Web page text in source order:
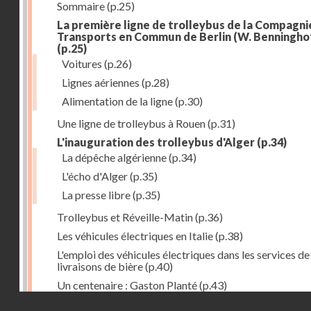
Sommaire(p.25)
La première ligne de trolleybus de la
Transports en Commun de Berlin (W.
(p.25)
Voitures (p.26)
Lignes aériennes (p.28)
Alimentation de la ligne(p.30)
Une ligne de trolleybus à Rouen(p.31)
L'inauguration des trolleybus d'Alger (p.34)
La dépêche algérienne(p.34)
L'écho d'Alger(p.35)
La presse libre(p.35)
Trolleybus et Réveille-Matin(p.36)
Les véhicules électriques en Italie(p.38)
L'emploi des véhicules électriques dans les services de
livraisons de bière(p.40)
Un centenaire : Gaston Planté(p.43)